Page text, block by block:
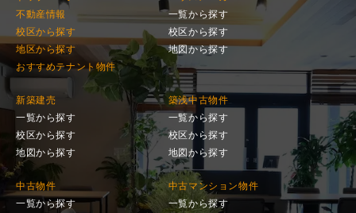
不動産情報
校区から探す
地区から探す
おすすめテナント物件
一覧から探す
校区から探す
地図から探す
新築建売
一覧から探す
校区から探す
地図から探す
築浅中古物件
一覧から探す
校区から探す
地図から探す
中古物件
一覧から探す
中古マンション物件
一覧から探す